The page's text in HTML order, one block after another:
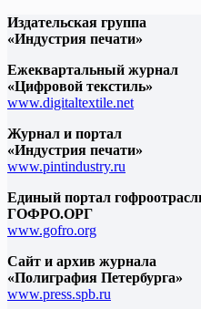
Издательская группа
«Индустрия печати»
Ежеквартальный журнал
«Цифровой текстиль»
www.digitaltextile.net
Журнал и портал
«Индустрия печати»
www.pintindustry.ru
Единый портал
ГОФРО.ОРГ
www.gofro.org
Сайт и архив журнала
«Полиграфия Петербурга»
www.press.spb.ru